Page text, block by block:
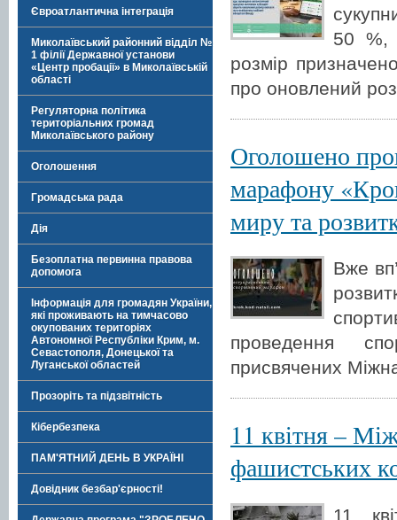
Євроатлантична інтеграція
Миколаївський районний відділ №
1 філії Державної установи
«Центр пробації» в Миколаївській
області
Регуляторна політика
територіальних громад
Миколаївського району
Оголошення
Громадська рада
Дія
Безоплатна первинна правова
допомога
Інформація для громадян України,
які проживають на тимчасово
окупованих територіях
Автономної Республіки Крим, м.
Севастополя, Донецької та
Луганської областей
Прозоріть та підзвітність
Кібербезпека
ПАМ'ЯТНИЙ ДЕНЬ В УКРАЇНІ
Довідник безбар'єрності!
50 %,
розмір
про оновлений
Оголошено
марафону
миру та
Вже
проведення
присвячених
11 квітня –
фашистських
11